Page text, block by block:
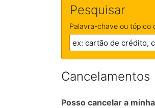
Pesquisar
Palavra-chave ou tópico
Cancelamentos
Posso cancelar a